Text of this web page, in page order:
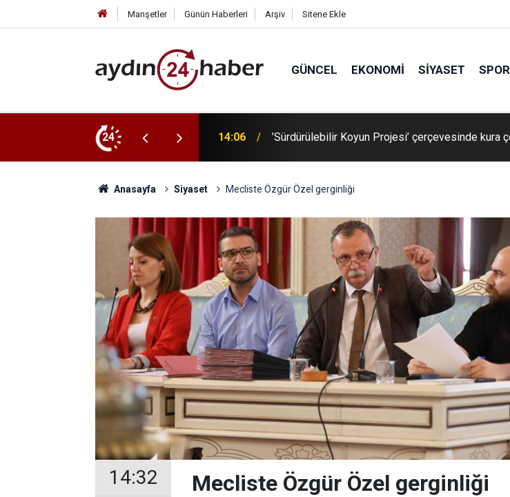
Manşetler Günün Haberleri Arşiv Sitene Ekle
GÜNCEL EKONOMI SIYASET SPOR
24
kura çekimi yapıldı 14:01 Muradiye’de yeşil dönüşüm
Anasayfa Siyaset Mecliste Özgür Özel gerginliği
14:32 Mecliste Özgür Özel gerginliği